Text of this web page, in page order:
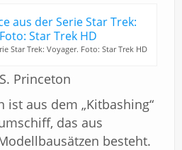
Star Trek: Voyager. Foto: Star Trek HD
Princeton
ist aus dem „Kitbashing“
das aus
besteht.